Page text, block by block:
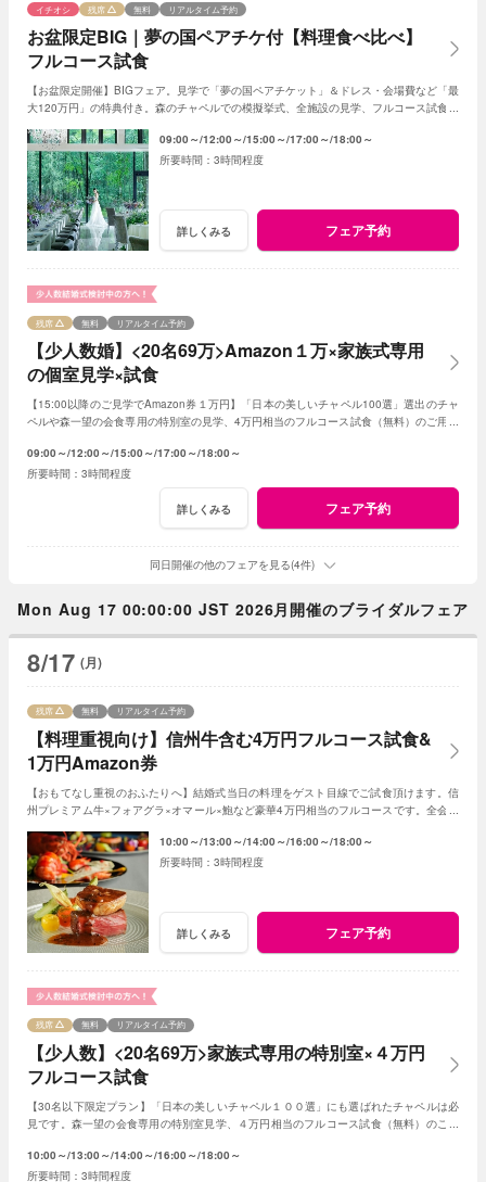
お盆限定BIG｜夢の国ペアチケ付【料理食べ比べ】
フルコース試食
イチオシ 残席 無料 リアルタイム予約
【お盆限定開催】BIGフェア。見学で「夢の国ペアチケット」＆ドレス・会場費など「最
大120万円」の特典付き。森のチャペルでの模擬挙式、全施設の見学、フルコース試食、
09:00～ 12:00～ 15:00～ 17:00～ 18:00～
3時間程度
詳しくみる フェア予約
【少人数婚】<20名69万>Amazon１万×家族式専用
の個室見学×試食
残席 無料 リアルタイム予約
【15:00以降のご見学でAmazon券１万円】「日本の美しいチャペル100選」選出のチャ
ペルや森一望の会食専用の特別室の見学、4万円相当のフルコース試食（無料）のご用意
09:00～ 12:00～ 15:00～ 17:00～ 18:00～
3時間程度
詳しくみる フェア予約
同日開催の他のフェアを見る(4件)
Mon Aug 17 00:00:00 JST 2026月開催のブライダルフェア
8/17 (月)
【料理重視向け】信州牛含む4万円フルコース試食&
1万円Amazon券
残席 無料 リアルタイム予約
【おもてなし重視のおふたりへ】結婚式当日の料理をゲスト目線でご試食頂けます。信
州プレミアム牛×フォアグラ×オマール×鮑など豪華4万円相当のフルコースです。全会場
10:00～ 13:00～ 14:00～ 16:00～ 18:00～
3時間程度
詳しくみる フェア予約
【少人数】<20名69万>家族式専用の特別室×４万円
フルコース試食
残席 無料 リアルタイム予約
【30名以下限定プラン】「日本の美しいチャペル１００選」にも選ばれたチャペルは必
見です。森一望の会食専用の特別室見学、４万円相当のフルコース試食（無料）のご用
10:00～ 13:00～ 14:00～ 16:00～ 18:00～
3時間程度